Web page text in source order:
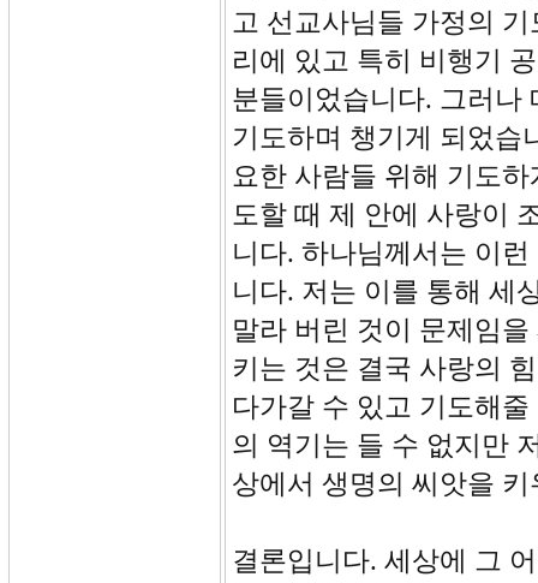
고 선교사님들 가정의
리에 있고 특히 비행기
분들이었습니다. 그러나
기도하며 챙기게 되었습
요한 사람들 위해 기도
도할 때 제 안에 사랑이
니다. 하나님께서는 이
니다. 저는 이를 통해 세
말라 버린 것이 문제임
키는 것은 결국 사랑의
다가갈 수 있고 기도해
의 역기는 들 수 없지만
상에서 생명의 씨앗을
결론입니다. 세상에 그